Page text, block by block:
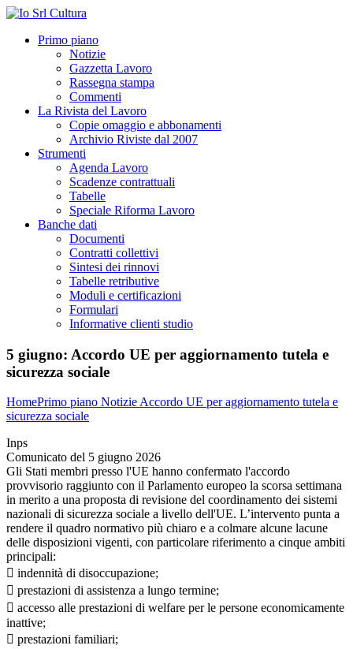
Primo piano
Notizie
Gazzetta Lavoro
Rassegna stampa
Commenti
La Rivista del Lavoro
Copie omaggio e abbonamenti
Archivio Riviste dal 2007
Strumenti
Agenda Lavoro
Scadenze contrattuali
Tabelle
Speciale Riforma Lavoro
Banche dati
Documenti
Contratti collettivi
Sintesi dei rinnovi
Tabelle retributive
Moduli e certificazioni
Formulari
Informative clienti studio
5 giugno: Accordo UE per aggiornamento tutela e
sicurezza sociale
HomePrimo piano NotizieAccordo UE per aggiornamento tutela e
sicurezza sociale
Inps
Comunicato del 5 giugno 2026
Gli Stati membri presso l'UE hanno confermato l'accordo
provvisorio raggiunto con il Parlamento europeo la scorsa settimana
in merito a una proposta di revisione del coordinamento dei sistemi
nazionali di sicurezza sociale a livello dell'UE. L’intervento punta a
rendere il quadro normativo più chiaro e a colmare alcune lacune
delle disposizioni vigenti, con particolare riferimento a cinque ambiti
principali:
 indennità di disoccupazione;
 prestazioni di assistenza a lungo termine;
 accesso alle prestazioni di welfare per le persone economicamente
inattive;
 prestazioni familiari;